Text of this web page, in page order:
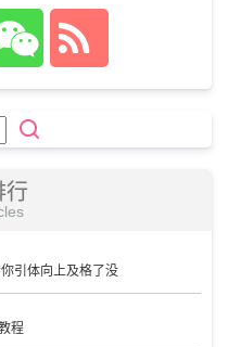
行
引体向上及格了没
程